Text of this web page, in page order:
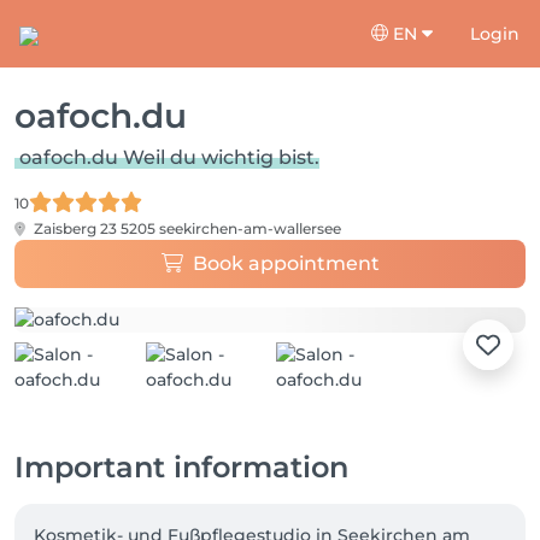
EN Login
oafoch.du
oafoch.du Weil du wichtig bist.
10
Zaisberg 23 5205 seekirchen-am-wallersee
Book appointment
Important information
Kosmetik- und Fußpflegestudio in Seekirchen am